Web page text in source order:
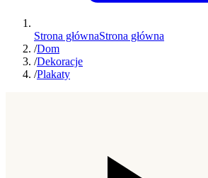
Strona głównaStrona główna
/Dom
/Dekoracje
/Plakaty